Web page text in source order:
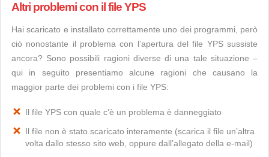
Altri problemi con il file YPS
Hai scaricato e installato correttamente uno dei programmi, però
ciò nonostante il problema con l’apertura del file YPS sussiste
ancora? Sono possibili ragioni diverse di una tale situazione –
qui in seguito presentiamo alcune ragioni che causano la
maggior parte dei problemi con i file YPS:
Il file YPS con quale c’è un problema è danneggiato
Il file non è stato scaricato interamente (scarica il file un’altra
volta dallo stesso sito web, oppure dall’allegato della e-mail)